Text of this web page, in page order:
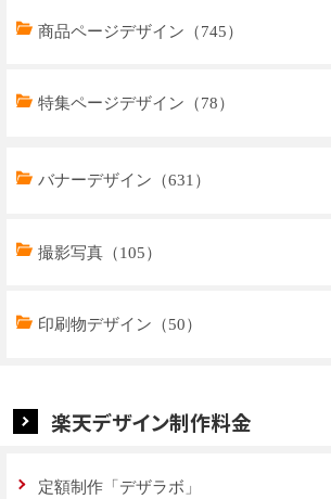
商品ページデザイン（745）
特集ページデザイン（78）
トップページデザイン（32）
商品ページデザイン（769）
特集ページデザイン（59）
バナーデザイン（631）
撮影写真（105）
印刷物デザイン（50）
楽天デザイン制作料金
定額制作「デザラボ」